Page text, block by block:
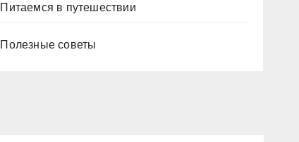
Питаемся в путешествии
Полезные советы